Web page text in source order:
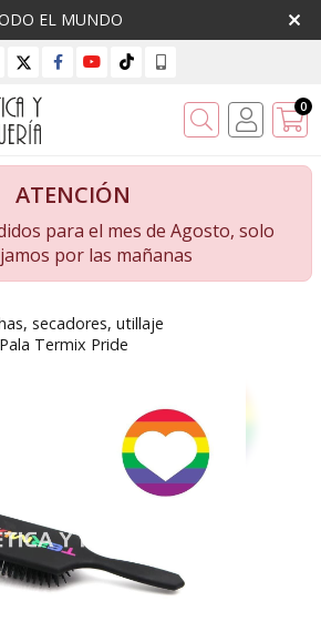
EL MUNDO
Buscar 0
ATENCIÓN
para el mes de Agosto, solo
por las mañanas
secadores, utillaje
Pala Termix Pride